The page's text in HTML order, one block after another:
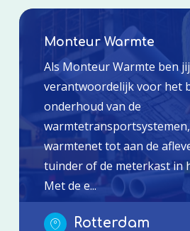
Monteur Warmte
Als Monteur Warmte ben jij
verantwoordelijk voor het
onderhoud van de
warmtenet tot aan de
tuinder of de meterkast in
Met de e...
Rotterdam